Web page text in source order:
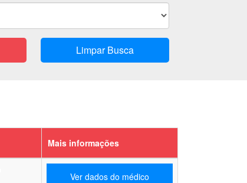
Limpar Busca
Mais informações
Ver dados do médico